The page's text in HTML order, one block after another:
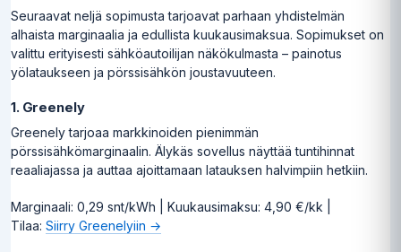
Seuraavat neljä sopimusta tarjoavat parhaan yhdistelmän
alhaista marginaalia ja edullista kuukausimaksua. Sopimukset on
valittu erityisesti sähköautoilijan näkökulmasta – painotus
yölataukseen ja pörssisähkön joustavuuteen.
1. Greenely
Greenely tarjoaa markkinoiden pienimmän
pörssisähkömarginaalin. Älykäs sovellus näyttää tuntihinnat
reaaliajassa ja auttaa ajoittamaan latauksen halvimpiin hetkiin.
Marginaali: 0,29 snt/kWh | Kuukausimaksu: 4,90 €/kk |
Tilaa: Siirry Greenelyiin →